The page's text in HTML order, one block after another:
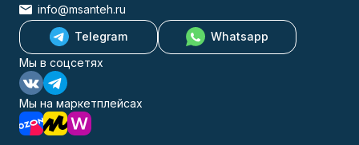
info@msanteh.ru
Telegram
Whatsapp
Мы в соцсетях
Мы на маркетплейсах